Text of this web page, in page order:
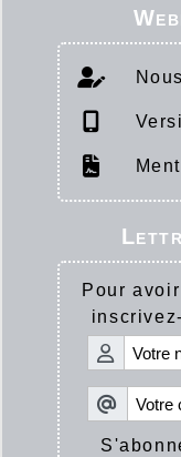
Pour